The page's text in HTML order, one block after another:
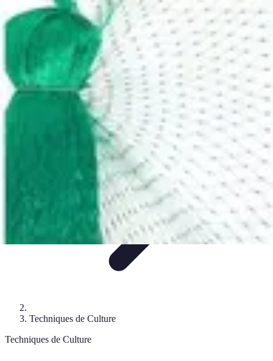
Gestion Cultures
Gestion de Projet AgricoleTechniques de Gestion
Irrigation et
Pratiques Écologiques Gestion Durable
Gestion Cultures
Techniques de Culture
Techniques de Culture